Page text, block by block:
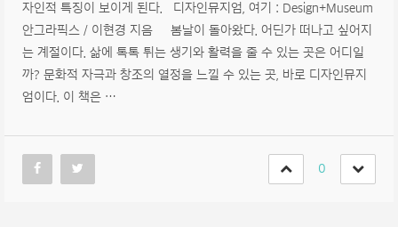
자인적 특징이 보이게 된다. 디자인뮤지엄, 여기 : Design+Museum
안그라픽스 / 이현경 지음 봄날이 돌아왔다. 어딘가 떠나고 싶어지
는 계절이다. 삶에 톡톡 튀는 생기와 활력을 줄 수 있는 곳은 어디일
까? 문화적 자극과 창조의 열정을 느낄 수 있는 곳, 바로 디자인뮤지
엄이다. 이 책은 …
0